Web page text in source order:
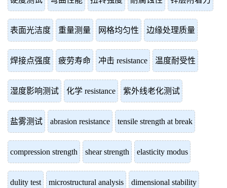
表面光洁度 重量测量 网格均匀性 边缘处理质量
焊接点强度 疲劳寿命 冲击 resistance 温度耐受性
湿度影响测试 化学 resistance 紫外线老化测试
盐雾测试 abrasion resistance tensile strength at break
compression strength shear strength elasticity modus
dulity test microstructural analysis dimensional stability